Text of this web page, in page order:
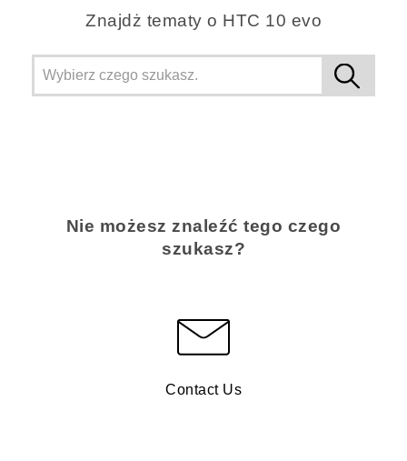
Znajdż tematy o HTC 10 evo
Nie możesz znaleźć tego czego
szukasz?
Contact Us